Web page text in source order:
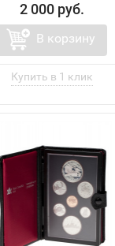
2 000 руб.
В корзину